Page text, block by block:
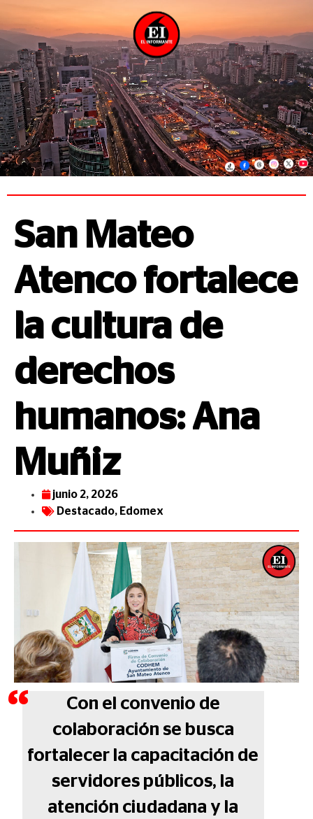
San Mateo
Atenco fortalece
la cultura de
derechos
humanos: Ana
Muñiz
junio 2, 2026
Destacado, Edomex
Con el convenio de
colaboración se busca
fortalecer la capacitación de
servidores públicos, la
atención ciudadana y la